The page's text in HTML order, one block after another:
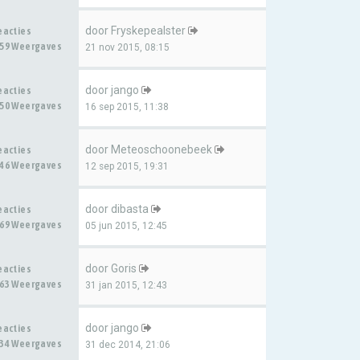
Weergaves
door Fryskepealster
21 nov 2015, 08:15
Weergaves
doorjango
16 sep 2015, 11:38
Weergaves
door Meteoschoonebeek
12 sep 2015, 19:31
Weergaves
door dibasta
05 jun 2015, 12:45
Weergaves
door Goris
31 jan 2015, 12:43
Weergaves
doorjango
31 dec 2014, 21:06